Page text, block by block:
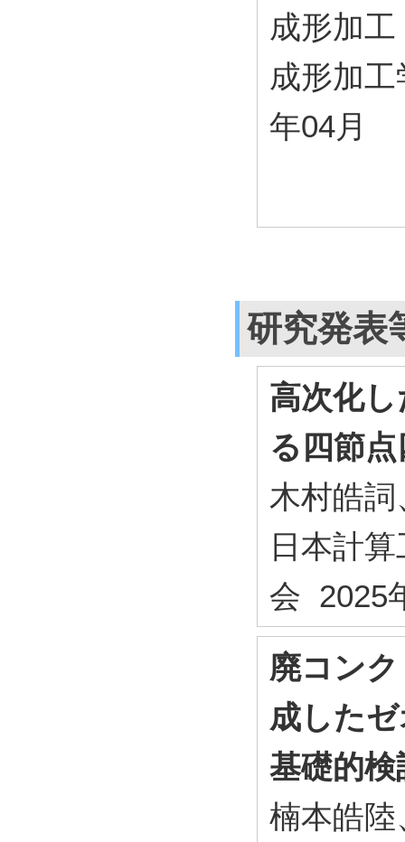
成形加
成形加
年04月
研究発表
高次化
る四節
木村皓
日本計
会 2025
廃コン
成した
基礎的検
楠本皓